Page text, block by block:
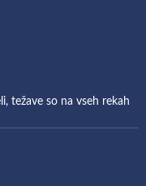
težave so na vseh rekah